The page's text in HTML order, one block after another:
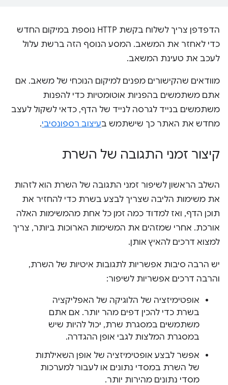
הדפדפן צריך לשלוח בקשת HTTP נוספת במיקום החדש
כדי לאחזר את המשאב. המסע הנוסף הזה ברשת עלול
לעכב את טעינת המשאב.
מוודאים שהקישורים מפנים למיקום הנוכחי של משאב. אם
אתם משתמשים בהפניות אוטומטיות כדי להפנות
משתמשים בנייד לגרסה לנייד של הדף, כדאי לשקול לעצב
מחדש את האתר כך שישתמש בעיצוב רספונסיבי.
קיצור זמני התגובה של השרת
השלב הראשון לשיפור זמני התגובה של השרת הוא לזהות
את משימות הליבה שצריך לבצע בשרת כדי להחזיר את
תוכן הדף, ואז למדוד כמה זמן כל אחת מהמשימות האלה
אורכת. אחרי שמזהים את המשימות הארוכות ביותר, צריך
למצוא דרכים להאיץ אותן.
יש הרבה סיבות אפשריות לתגובות איטיות של השרת,
והרבה דרכים אפשריות לשיפור:
אופטימיזציה של הלוגיקה של האפליקציה
בשרת כדי להכין דפים מהר יותר. אם אתם
משתמשים במסגרת שרת, יכול להיות שיש
במסגרת המלצות לגבי אופן ההגדרה.
אפשר לבצע אופטימיזציה של אופן השאילתות
של השרת במסדי נתונים או לעבור למערכות
מסדי נתונים מהירות יותר.